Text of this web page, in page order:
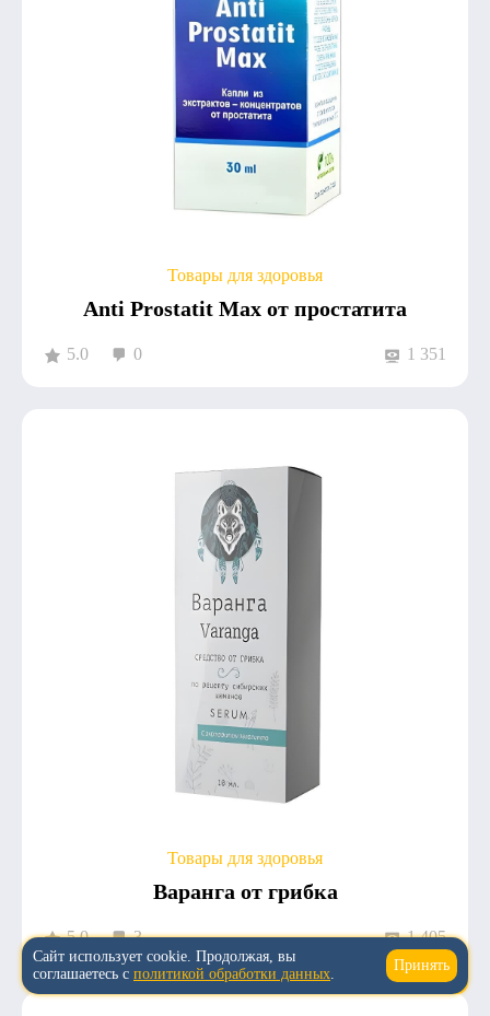
Товары для здоровья
Anti Prostatit Max от простатита
5.0 0 1 351
Товары для здоровья
Варанга от грибка
5.0 3 1 405
↑
Сайт использует cookie. Продолжая, вы
соглашаетесь с политикой обработки данных.
Принять